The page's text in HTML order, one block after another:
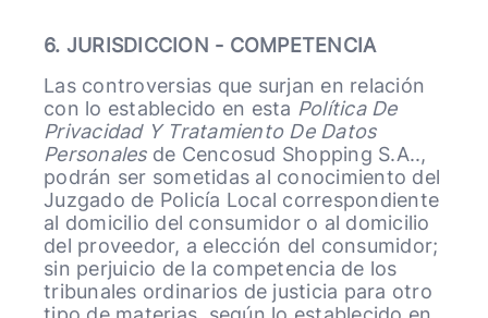
6. JURISDICCION - COMPETENCIA
Las controversias que surjan en relación
con lo establecido en esta Política De
Privacidad Y Tratamiento De Datos
Personales de Cencosud Shopping S.A..,
podrán ser sometidas al conocimiento del
Juzgado de Policía Local correspondiente
al domicilio del consumidor o al domicilio
del proveedor, a elección del consumidor;
sin perjuicio de la competencia de los
tribunales ordinarios de justicia para otro